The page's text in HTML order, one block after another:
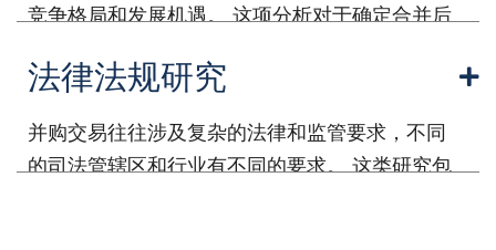
竞争格局和发展机遇。 这项分析对于确定合并后
法律法规研究
并购交易往往涉及复杂的法律和监管要求，不同
的司法管辖区和行业有不同的要求。 这类研究包